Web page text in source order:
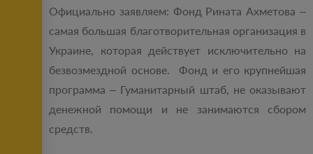
Официально заявляем: Фонд Рината Ахметова –
самая большая благотворительная организация в
Украине, которая действует исключительно на
безвозмездной основе. Фонд и его крупнейшая
программа – Гуманитарный штаб, не оказывают
денежной помощи и не занимаются сбором
средств.